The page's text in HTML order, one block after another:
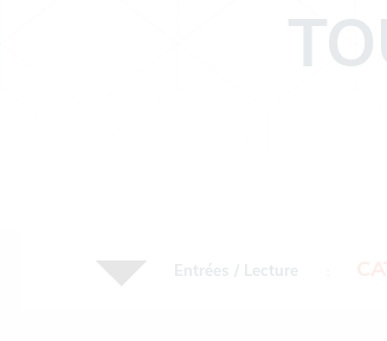
Entrées / Lecture